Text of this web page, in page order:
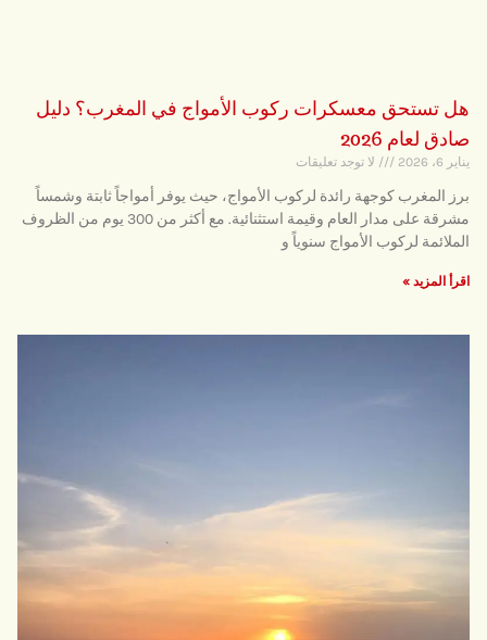
هل تستحق معسكرات ركوب الأمواج في المغرب؟ دليل
صادق لعام 2026
يناير 6، 2026 لا توجد تعليقات
برز المغرب كوجهة رائدة لركوب الأمواج، حيث يوفر أمواجاً ثابتة وشمساً
مشرقة على مدار العام وقيمة استثنائية. مع أكثر من 300 يوم من الظروف
الملائمة لركوب الأمواج سنوياً و
اقرأ المزيد »